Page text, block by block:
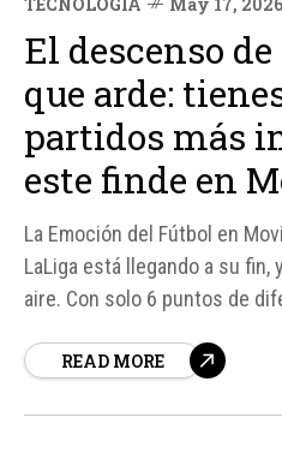
El descenso
que arde:
partidos más
este finde en
La Emoción del Fútbol en
LaLiga está llegando a su fin,
aire. Con solo 6 puntos de
caliente que nunca. Si eres
READ MORE